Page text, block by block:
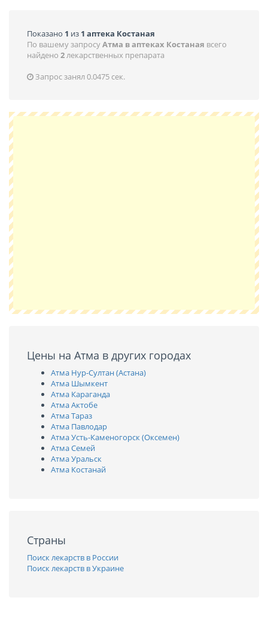
Показано 1 из 1 аптека Костаная
По вашему запросуАтма в аптеках Костаная всего
найдено 2лекарственных препарата
Запрос занял 0.0475 сек.
Цены на Атма в других городах
Атма Нур-Султан (Астана)
Атма Шымкент
Атма Караганда
Атма Актобе
Атма Тараз
Атма Павлодар
Атма Усть-Каменогорск (Оксемен)
Атма Семей
Атма Уральск
Атма Костанай
Страны
Поиск лекарств в России
Поиск лекарств в Украине